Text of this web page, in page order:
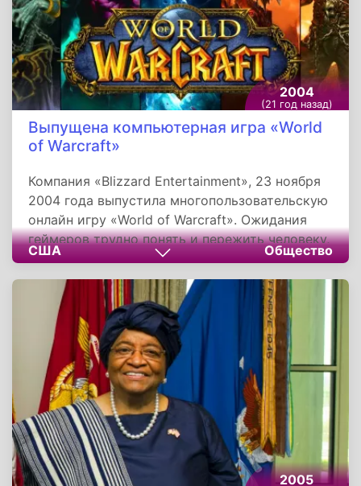
2004
(21 год назад)
Выпущена компьютерная игра «World
of Warcraft»
Компания «Blizzard Entertainment», 23 ноября
2004 года выпустила многопользовательскую
онлайн игру «World of Warcraft». Ожидания
геймеров трудно понять и пережить человеку,
далекому от компьютерных игр и мира
фэнтэзи, где каждый игрок получает
возможность почувствовать себя увереннее,
чем в обычной жизни, окунуться в мир чудес,
фантазии, волшебства, магии.
США Общество
2005